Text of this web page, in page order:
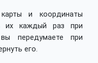
и координаты
их каждый раз при
передумаете при
его.